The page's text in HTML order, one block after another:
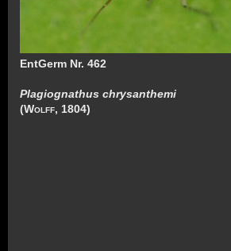
EntGerm Nr. 462
Plagiognathus chrysanthemi
(Wolff, 1804)